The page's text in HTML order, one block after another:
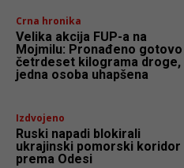
Crna hronika
Velika akcija FUP-a na
Mojmilu: Pronađeno gotovo
četrdeset kilograma droge,
jedna osoba uhapšena
Izdvojeno
Ruski napadi blokirali
ukrajinski pomorski koridor
prema Odesi